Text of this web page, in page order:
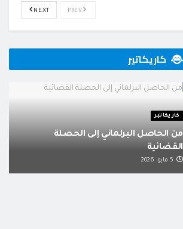
PREV
NEXT
كاريكاتير
كاريكاتير
من الحاصل البرلماني إلى الحصلة
القضائية